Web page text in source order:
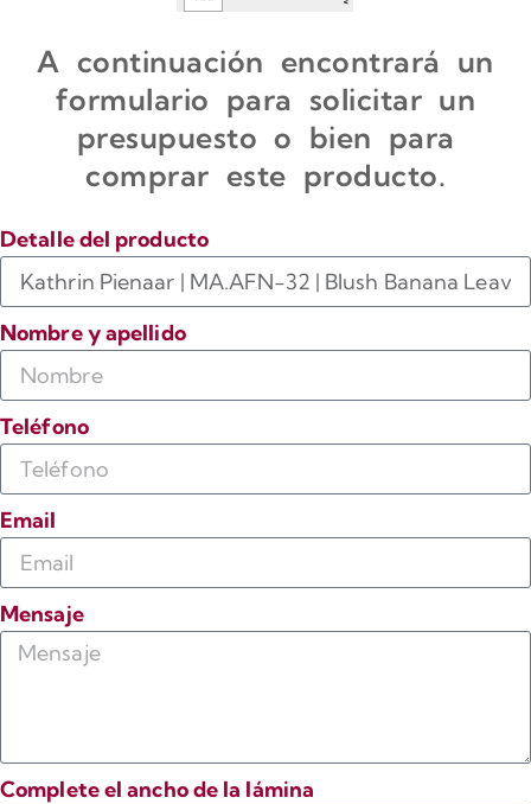
A continuación encontrará un
formulario para solicitar un
presupuesto o bien para
comprar este producto.
Detalle del producto
Nombre y apellido
Teléfono
Email
Mensaje
Complete el ancho de la lámina